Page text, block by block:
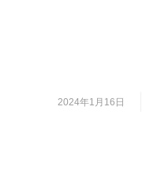
2024年1月16日